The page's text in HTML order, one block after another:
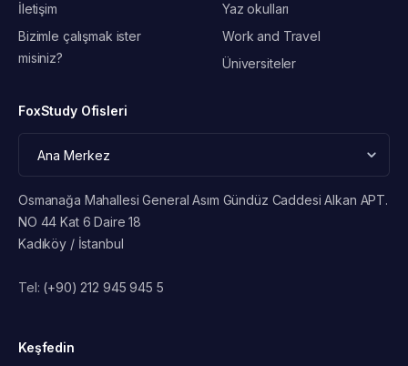
İletişim
Bizimle çalışmak ister
misiniz?
Yaz okulları
Work and Travel
Üniversiteler
FoxStudy Ofisleri
Osmanağa Mahallesi General Asım Gündüz Caddesi Alkan APT.
NO 44 Kat 6 Daire 18
Kadıköy / İstanbul
Tel: (+90) 212 945 945 5
Keşfedin